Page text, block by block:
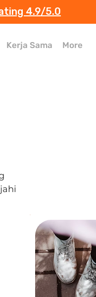
4.9/5.0
Kerja Sama More